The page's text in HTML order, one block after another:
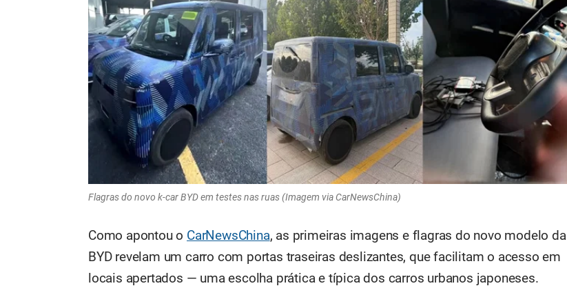
Flagras do novo k-car BYD em testes nas ruas (Imagem via CarNewsChina)
Como apontou o CarNewsChina, as primeiras imagens e flagras do novo modelo da
BYD revelam um carro com portas traseiras deslizantes, que facilitam o acesso em
locais apertados — uma escolha prática e típica dos carros urbanos japoneses.